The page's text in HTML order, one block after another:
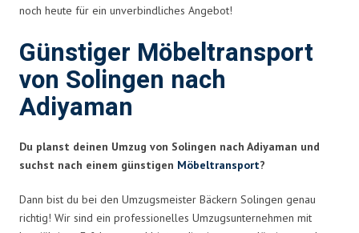
noch heute für ein unverbindliches Angebot!
Günstiger Möbeltransport
von Solingen nach
Adiyaman
Du planst deinen Umzug von Solingen nach Adiyaman und
suchst nach einem günstigen Möbeltransport?
Dann bist du bei den Umzugsmeister Bäckern Solingen genau
richtig! Wir sind ein professionelles Umzugsunternehmen mit